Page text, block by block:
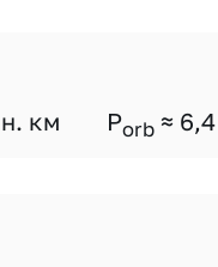
км Porb ≈ 6,4